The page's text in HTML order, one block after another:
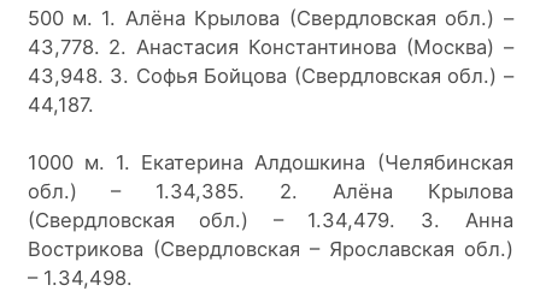
500 м. 1. Алёна Крылова (Свердловская обл.) –
43,778. 2. Анастасия Константинова (Москва) –
43,948. 3. Софья Бойцова (Свердловская обл.) –
44,187.
1000 м. 1. Екатерина Алдошкина (Челябинская
обл.) – 1.34,385. 2. Алёна Крылова
(Свердловская обл.) – 1.34,479. 3. Анна
Вострикова (Свердловская – Ярославская обл.)
– 1.34,498.